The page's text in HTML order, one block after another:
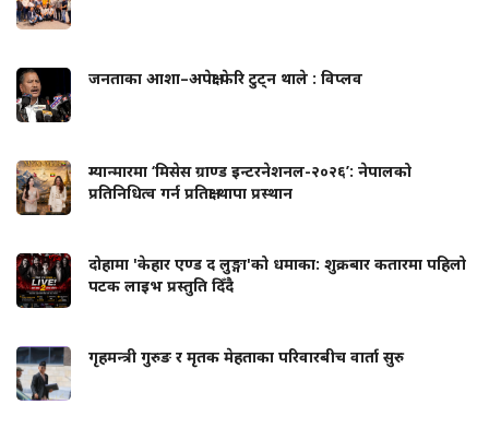
जनताका आशा–अपेक्षा फेरि टुट्न थाले : विप्लव
म्यान्मारमा ‘मिसेस ग्राण्ड इन्टरनेशनल-२०२६’: नेपालको
प्रतिनिधित्व गर्न प्रतिक्षा थापा प्रस्थान
दोहामा 'केहार एण्ड द लुङ्गा'को धमाका: शुक्रबार कतारमा पहिलो
पटक लाइभ प्रस्तुति दिँदै
गृहमन्त्री गुरुङ र मृतक मेहताका परिवारबीच वार्ता सुरु